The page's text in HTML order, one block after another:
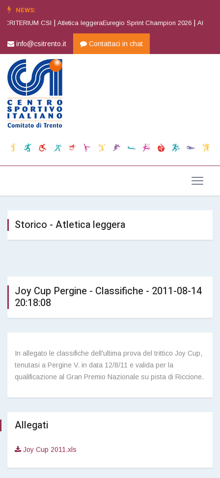
NEWS:
CSI |Atletica leggeraEuregio Sprint Champion 2026 |Atletica
info@csitrento.it Contattaci in chat
Storico - Atletica leggera
Joy Cup Pergine - Classifiche - 2011-08-14
20:18:08
In allegato le classifiche dell'ultima prova del trittico Joy Cup,
tenutasi a Pergine V. in data 12/8/11 e valida per la
qualificazione al Gran Premio Nazionale su pista di Riccione.
Allegati
Joy Cup 2011.xls